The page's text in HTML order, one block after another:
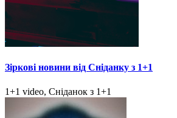
Зіркові новини від Сніданку з 1+1
1+1 video, Сніданок з 1+1